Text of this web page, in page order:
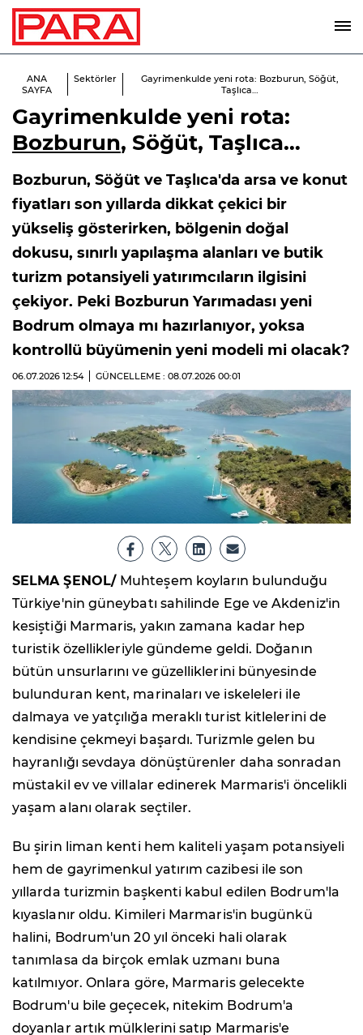
ANA
SAYFA
Sektörler
Gayrimenkulde yeni rota: Bozburun, Söğüt,
Taşlıca…
Gayrimenkulde yeni rota:
Bozburun, Söğüt, Taşlıca…
Bozburun, Söğüt ve Taşlıca'da arsa ve konut
fiyatları son yıllarda dikkat çekici bir
yükseliş gösterirken, bölgenin doğal
dokusu, sınırlı yapılaşma alanları ve butik
turizm potansiyeli yatırımcıların ilgisini
çekiyor. Peki Bozburun Yarımadası yeni
Bodrum olmaya mı hazırlanıyor, yoksa
kontrollü büyümenin yeni modeli mi olacak?
06.07.2026 12:54 GÜNCELLEME : 08.07.2026 00:01
SELMA ŞENOL/ Muhteşem koyların bulunduğu
Türkiye'nin güneybatı sahilinde Ege ve Akdeniz'in
kesiştiği Marmaris, yakın zamana kadar hep
turistik özellikleriyle gündeme geldi. Doğanın
bütün unsurlarını ve güzelliklerini bünyesinde
bulunduran kent, marinaları ve iskeleleri ile
dalmaya ve yatçılığa meraklı turist kitlelerini de
kendisine çekmeyi başardı. Turizmle gelen bu
hayranlığı sevdaya dönüştürenler daha sonradan
müstakil ev ve villalar edinerek Marmaris'i öncelikli
yaşam alanı olarak seçtiler.
Bu şirin liman kenti hem kaliteli yaşam potansiyeli
hem de gayrimenkul yatırım cazibesi ile son
yıllarda turizmin başkenti kabul edilen Bodrum'la
kıyaslanır oldu. Kimileri Marmaris'in bugünkü
halini, Bodrum'un 20 yıl önceki hali olarak
tanımlasa da birçok emlak uzmanı buna
katılmıyor. Onlara göre, Marmaris gelecekte
Bodrum'u bile geçecek, nitekim Bodrum'a
doyanlar artık mülklerini satıp Marmaris'e